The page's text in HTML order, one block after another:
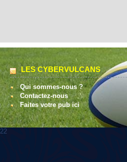
LES CYBERVULCANS
Qui sommes-nous ?
Contactez-nous
Faites votre pub ici
22